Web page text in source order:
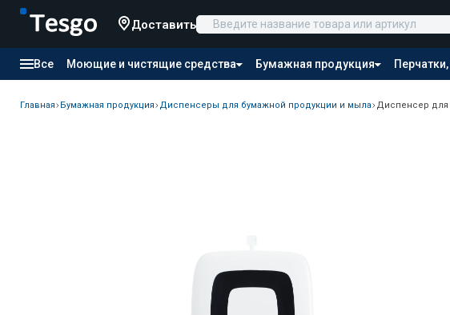
Доставить
Все Моющие и чистящие средства Бумажная продукция
Главная Бумажная продукция Диспенсеры для бумажной продукции и мыла Диспенсер для